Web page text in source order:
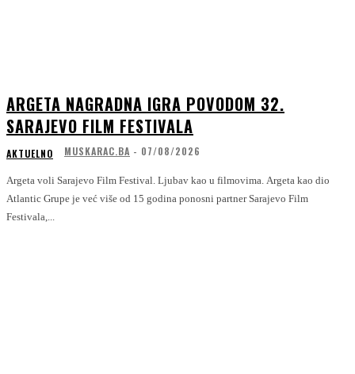
ARGETA NAGRADNA IGRA POVODOM 32.
SARAJEVO FILM FESTIVALA
AKTUELNO MUSKARAC.BA - 07/08/2026
Argeta voli Sarajevo Film Festival. Ljubav kao u filmovima. Argeta kao dio
Atlantic Grupe je već više od 15 godina ponosni partner Sarajevo Film
Festivala,...